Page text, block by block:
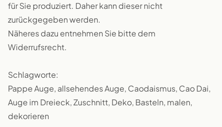
für Sie produziert. Daher kann dieser nicht
zurückgegeben werden.
Näheres dazu entnehmen Sie bitte dem
Widerrufsrecht.
Schlagworte:
Pappe Auge, allsehendes Auge, Caodaismus, Cao Dai,
Auge im Dreieck, Zuschnitt, Deko, Basteln, malen,
dekorieren